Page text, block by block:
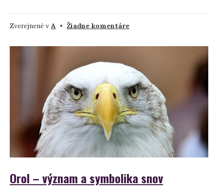
Zverejnené v A • Žiadne komentárena
znamená
o
milostnej
afére?
Orol – význam a symbolika snov